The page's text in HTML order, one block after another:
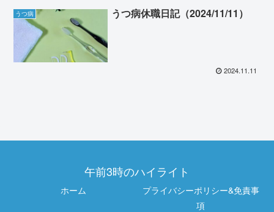
うつ病 うつ病休職日記（2024/11/11）
2024.11.11
午前3時のハイライト
ホーム
プライバシーポリシー&免責事
項